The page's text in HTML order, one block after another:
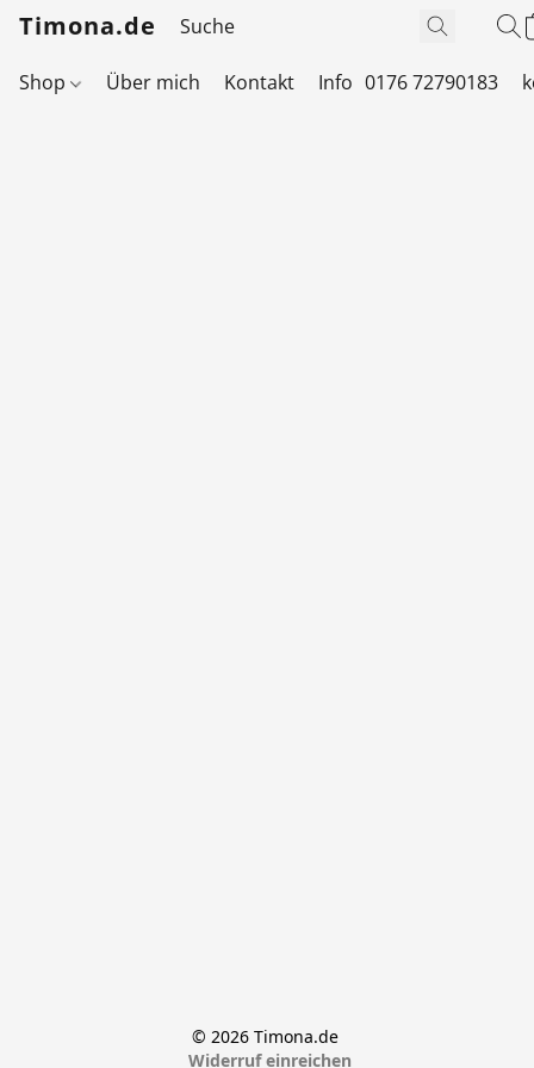
Timona.de
Shop Über mich Kontakt Info 0176 72790183
© 2026 Timona.de
Widerruf einreichen